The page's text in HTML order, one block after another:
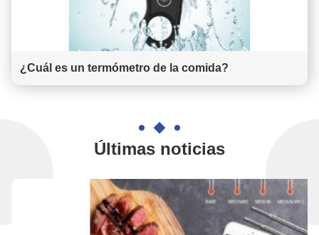
¿Cuál es un termómetro de la comida?
Últimas noticias